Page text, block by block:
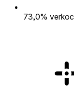
73,0%